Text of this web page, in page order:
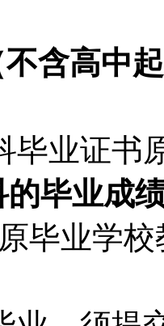
含高中
毕业证书
毕业成
毕业学